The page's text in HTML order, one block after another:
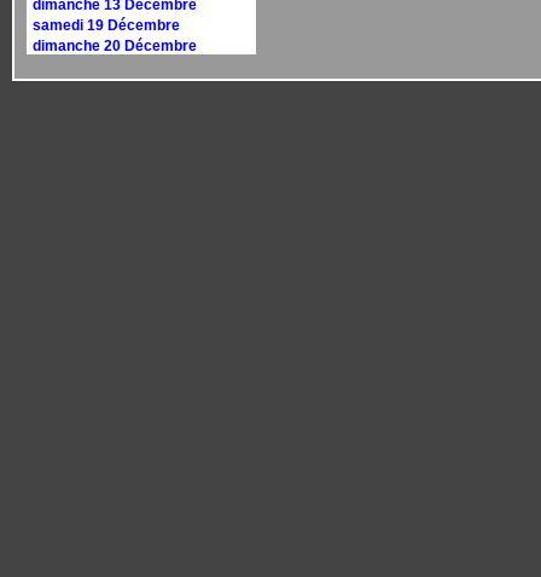
dimanche 13 Décembre
samedi 19 Décembre
dimanche 20 Décembre